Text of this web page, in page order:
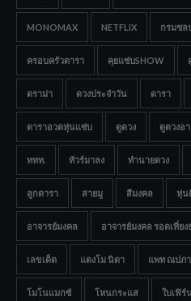
MONOMAX NETFLIX กรมชล
ครอบครัวดารา คุยแซ่บSHOW
ดราม่า ดวงประจำวัน ดารา
ดาราอวดหุ่นแซ่บ ดูดวง ดูดวงอ
ททท. ทัวร์มาลง ทำนายดวง
ลูกดารา สายมู สีมงคล หุ่น
อาจารย์มงคล อาจารย์มงคล รอดเที่ยง
เลขเด็ด แตงโม นิดา แพท ณปภา
โมโนแมกซ์ โหนกระแส ใบเฟิร์